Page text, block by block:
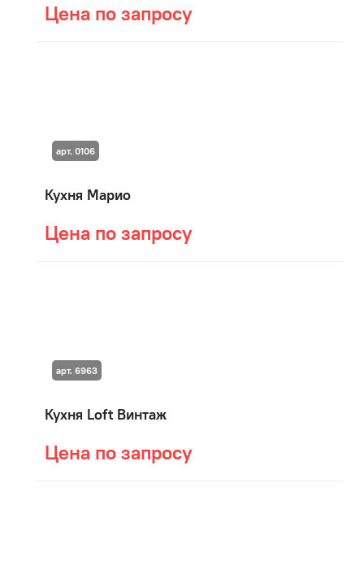
Цена по запросу
Кухня Марио
Цена по запросу
арт. 0106
Кухня Loft Винтаж
Цена по запросу
арт. 6963